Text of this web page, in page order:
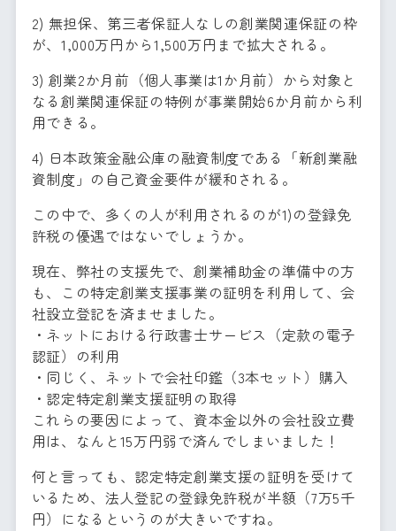
2) 無担保、第三者保証人なしの創業関連保証の枠
が、1,000万円から1,500万円まで拡大される。
3) 創業2か月前（個人事業は1か月前）から対象と
なる創業関連保証の特例が事業開始6か月前から利
用できる。
4) 日本政策金融公庫の融資制度である「新創業融
資制度」の自己資金要件が緩和される。
この中で、多くの人が利用されるのが1)の登録免
許税の優遇ではないでしょうか。
現在、弊社の支援先で、創業補助金の準備中の方
も、この特定創業支援事業の証明を利用して、会
社設立登記を済ませました。
・ネットにおける行政書士サービス（定款の電子
認証）の利用
・同じく、ネットで会社印鑑（3本セット）購入
・認定特定創業支援証明の取得
これらの要因によって、資本金以外の会社設立費
用は、なんと15万円弱で済んでしまいました！
何と言っても、認定特定創業支援の証明を受けて
いるため、法人登記の登録免許税が半額（7万5千
円）になるというのが大きいですね。